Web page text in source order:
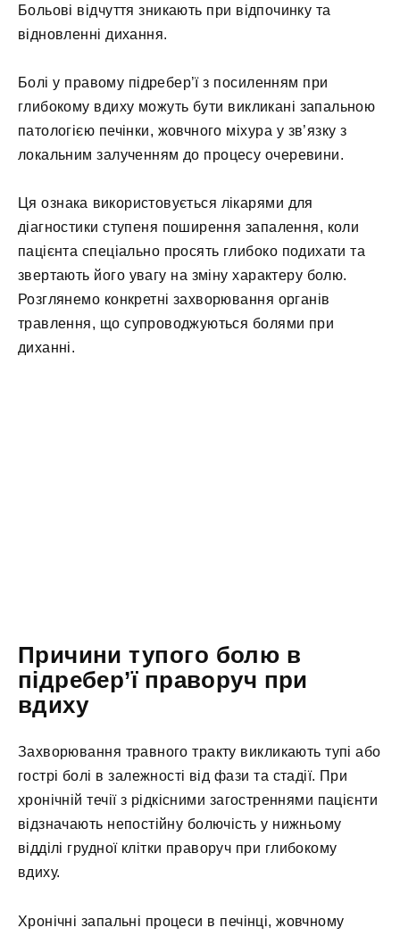
Больові відчуття зникають при відпочинку та
відновленні дихання.
Болі у правому підребер’ї з посиленням при
глибокому вдиху можуть бути викликані запальною
патологією печінки, жовчного міхура у зв’язку з
локальним залученням до процесу очеревини.
Ця ознака використовується лікарями для
діагностики ступеня поширення запалення, коли
пацієнта спеціально просять глибоко подихати та
звертають його увагу на зміну характеру болю.
Розглянемо конкретні захворювання органів
травлення, що супроводжуються болями при
диханні.
Причини тупого болю в
підребер’ї праворуч при
вдиху
Захворювання травного тракту викликають тупі або
гострі болі в залежності від фази та стадії. При
хронічній течії з рідкісними загостреннями пацієнти
відзначають непостійну болючість у нижньому
відділі грудної клітки праворуч при глибокому
вдиху.
Хронічні запальні процеси в печінці, жовчному